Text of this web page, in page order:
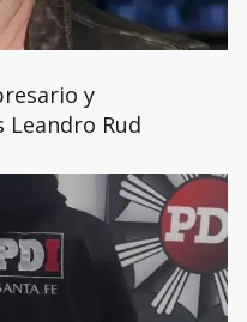
y
Rud